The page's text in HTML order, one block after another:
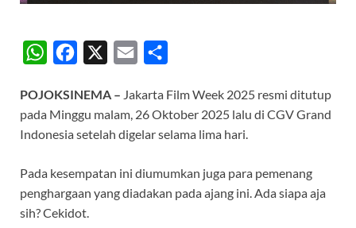
W
a
t
A
p
p
c
e
o
o
k
a
i
a
r
POJOKSINEMA – Jakarta Film Week 2025 resmi ditutup
pada Minggu malam, 26 Oktober 2025 lalu di CGV Grand
Indonesia setelah digelar selama lima hari.
Pada kesempatan ini diumumkan juga para pemenang
penghargaan yang diadakan pada ajang ini. Ada siapa aja
sih? Cekidot.